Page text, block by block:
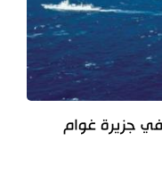
جزيرة غوام